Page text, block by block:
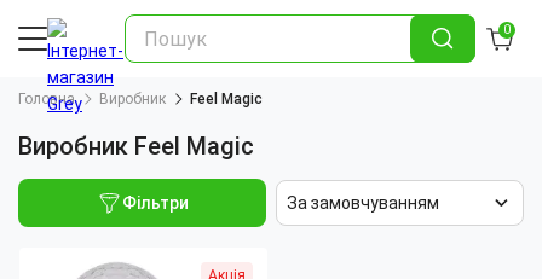
0
Головна Виробник Feel Magic
Виробник Feel Magic
Фільтри За замовчуванням
Акція